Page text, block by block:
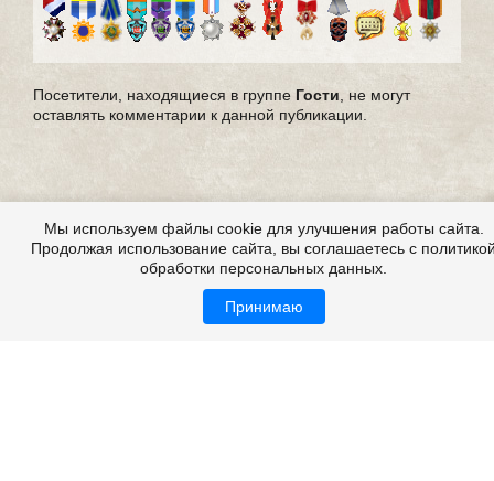
Посетители, находящиеся в группе Гости , не могут
оставлять комментарии к данной публикации.
Мы используем файлы cookie для улучшения работы сайта.
Продолжая использование сайта, вы соглашаетесь с
обработки персональных данных.
Принимаю